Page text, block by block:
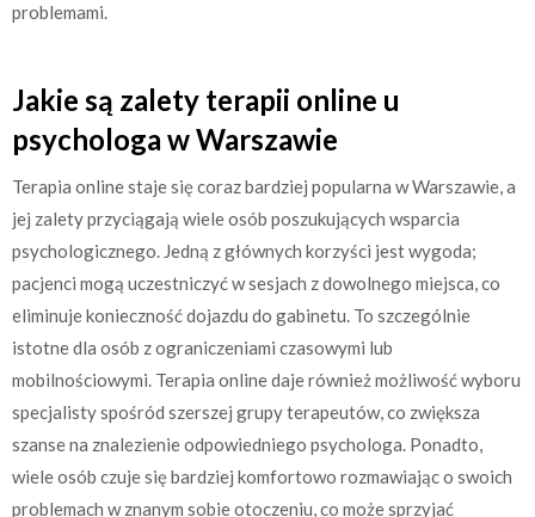
problemami.
Jakie są zalety terapii online u
psychologa w Warszawie
Terapia online staje się coraz bardziej popularna w Warszawie, a
jej zalety przyciągają wiele osób poszukujących wsparcia
psychologicznego. Jedną z głównych korzyści jest wygoda;
pacjenci mogą uczestniczyć w sesjach z dowolnego miejsca, co
eliminuje konieczność dojazdu do gabinetu. To szczególnie
istotne dla osób z ograniczeniami czasowymi lub
mobilnościowymi. Terapia online daje również możliwość wyboru
specjalisty spośród szerszej grupy terapeutów, co zwiększa
szanse na znalezienie odpowiedniego psychologa. Ponadto,
wiele osób czuje się bardziej komfortowo rozmawiając o swoich
problemach w znanym sobie otoczeniu, co może sprzyjać